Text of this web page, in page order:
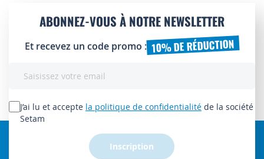
ABONNEZ-VOUS À NOTRE NEWSLETTER
Et recevez un code promo : 10% DE RÉDUCTION
lettre
d’information
J’ai lu et accepte la politique de confidentialité de la société
Setam
Inscription